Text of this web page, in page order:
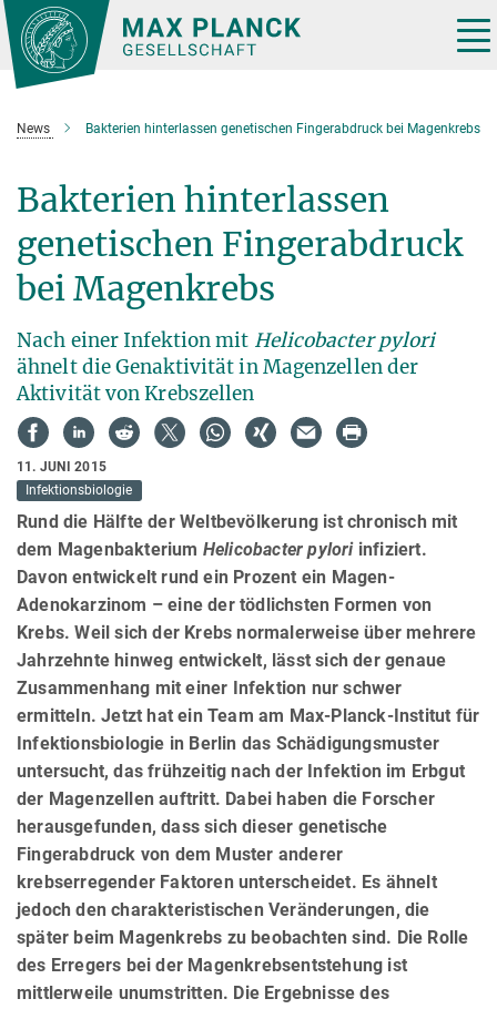
Hauptinhalt
News Bakterien hinterlassen genetischen Fingerabdruck bei Magenkrebs
Bakterien hinterlassen
genetischen Fingerabdruck
bei Magenkrebs
Nach einer Infektion mit Helicobacter pylori
ähnelt die Genaktivität in Magenzellen der
Aktivität von Krebszellen
11. JUNI 2015
Infektionsbiologie
Rund die Hälfte der Weltbevölkerung ist chronisch mit
dem Magenbakterium Helicobacter pyloriinfiziert.
Davon entwickelt rund ein Prozent ein Magen-
Adenokarzinom – eine der tödlichsten Formen von
Krebs. Weil sich der Krebs normalerweise über mehrere
Jahrzehnte hinweg entwickelt, lässt sich der genaue
Zusammenhang mit einer Infektion nur schwer
ermitteln. Jetzt hat ein Team am Max-Planck-Institut für
Infektionsbiologie in Berlin das Schädigungsmuster
untersucht, das frühzeitig nach der Infektion im Erbgut
der Magenzellen auftritt. Dabei haben die Forscher
herausgefunden, dass sich dieser genetische
Fingerabdruck von dem Muster anderer
krebserregender Faktoren unterscheidet. Es ähnelt
jedoch den charakteristischen Veränderungen, die
später beim Magenkrebs zu beobachten sind. Die Rolle
des Erregers bei der Magenkrebsentstehung ist
mittlerweile unumstritten. Die Ergebnisse des